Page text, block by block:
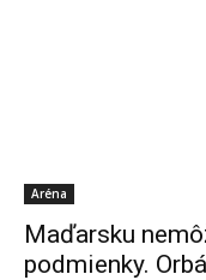
Aréna
Maďarsku
podmienky.